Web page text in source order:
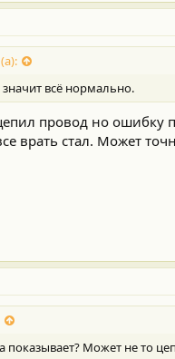
значит всё нормально.
провод но ошибку
врать стал. Может
показывает? Может не то